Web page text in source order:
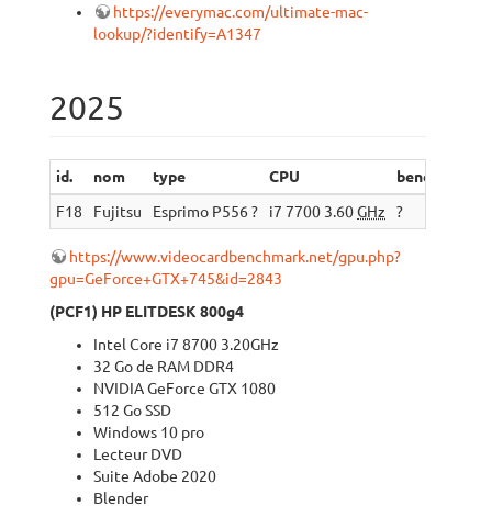
https://everymac.com/ultimate-mac-
lookup/?identify=A1347
2025
id. nom type CPU bench.
F18
Fujitsu Esprimo P556 ? i7 7700 3.60GHz ?
https://www.videocardbenchmark.net/gpu.php?
gpu=GeForce+GTX+745&id=2843
(PCF1) HP ELITDESK 800g4
Intel Core i7 8700 3.20GHz
32 Go de RAM DDR4
NVIDIA GeForce GTX 1080
512 Go SSD
Windows 10 pro
Lecteur DVD
Suite Adobe 2020
Blender